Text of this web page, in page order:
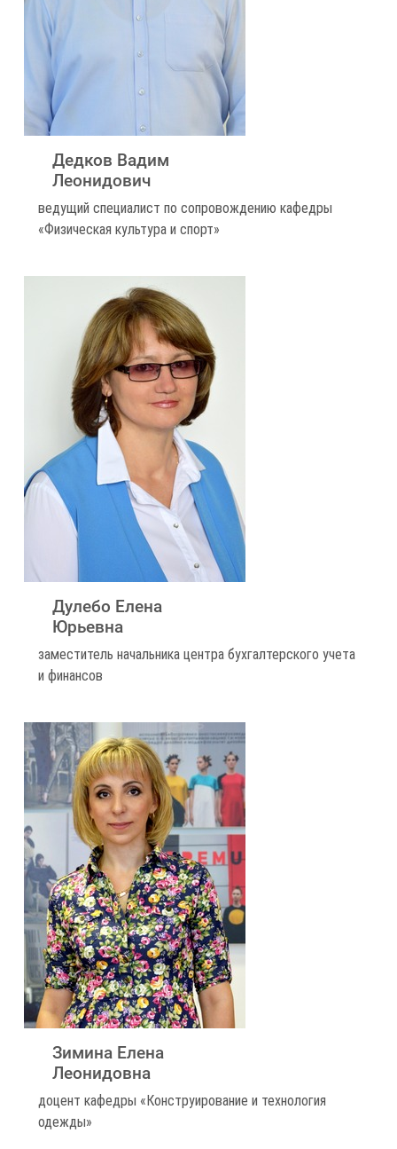
Дедков Вадим
Леонидович
ведущий специалист по сопровождению кафедры
«Физическая культура и спорт»
Дулебо Елена
Юрьевна
заместитель начальника центра бухгалтерского учета
и финансов
Зимина Елена
Леонидовна
доцент кафедры «Конструирование и технология
одежды»